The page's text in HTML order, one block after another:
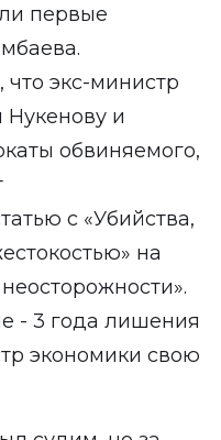
первые
что экс-министр
Нукенову и
обвиняемого,
с «Убийства,
на
- 3 года лишения
экономики свою